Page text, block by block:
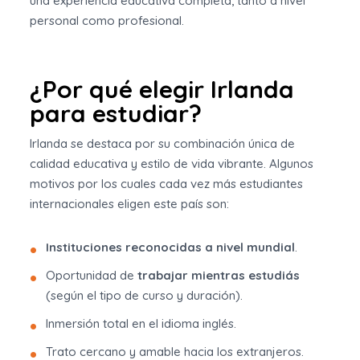
personal como profesional.
¿Por qué elegir Irlanda
para estudiar?
Irlanda se destaca por su combinación única de
calidad educativa y estilo de vida vibrante. Algunos
motivos por los cuales cada vez más estudiantes
internacionales eligen este país son:
Instituciones reconocidas a nivel mundial.
Oportunidad detrabajar mientras estudiás
(según el tipo de curso y duración).
Inmersión total en el idioma inglés.
Trato cercano y amable hacia los extranjeros.